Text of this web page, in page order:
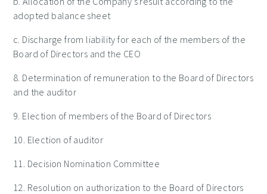
adopted balance sheet
c. Discharge from liability for each of the members of the
Board of Directors and the CEO
8. Determination of remuneration to the Board of Directors
and the auditor
9. Election of members of the Board of Directors
10. Election of auditor
11. Decision Nomination Committee
12. Resolution on authorization to the Board of Directors